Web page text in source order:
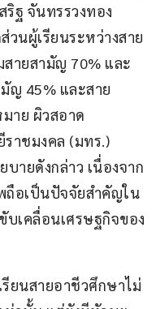
ฐ จันทรรวงทอง
นผู้เรียนระหว่างสาย
ายสามัญ 70% และ
ญ 45% และสาย
าย ผิวสอาด
ราชมงคล (มทร.)
ายดังกล่าว เนื่องจาก
อเป็นปัจจัยสำคัญใน
เคลื่อนเศรษฐกิจของ
ยนสายอาชีวศึกษาไม่